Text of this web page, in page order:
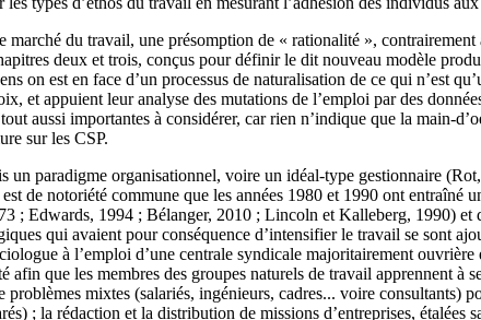
du travail, une présomption de « rationalité », contrairement
deux et trois, conçus pour définir le dit nouveau modèle
on est en face d’un processus de naturalisation de ce qui n’est
et appuient leur analyse des mutations de l’emploi par des
aussi importantes à considérer, car rien n’indique que la main-
sur les CSP.
un paradigme organisationnel, voire un idéal-type gestionnaire (Rot
de notoriété commune que les années 1980 et 1990 ont entraîné
; Edwards, 1994 ; Bélanger, 2010 ; Lincoln et Kalleberg, 1990) et
qui avaient pour conséquence d’intensifier le travail se sont
à l’emploi d’une centrale syndicale majoritairement
que les membres des groupes naturels de travail apprennent à
mixtes (salariés, ingénieurs, cadres... voire consultants)
; la rédaction et la distribution de missions d’entreprises, étalées